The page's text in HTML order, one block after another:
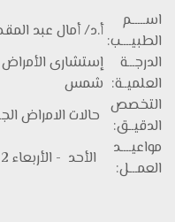
أ.د/ أمال عبد
اســـــم
الطبيــــب:
إستشارى
شمس
الدرجـــة
العلميــة:
حالات الامراض التخصص
الدقيــق:
الأحد - الأربعاء 2 - 4 م .
مواعيــــد
العمـــل: